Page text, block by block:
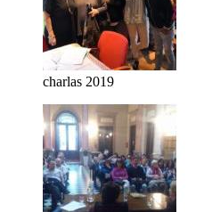
charlas 2019